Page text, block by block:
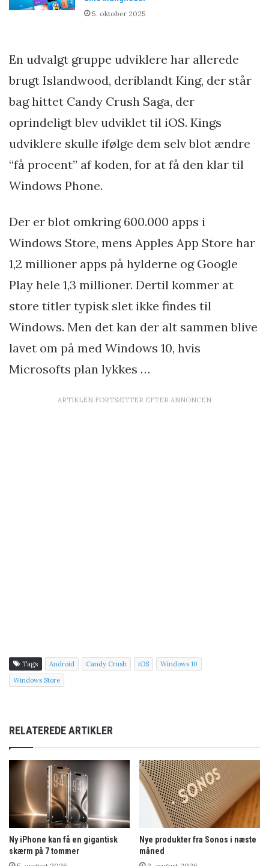
5. oktober 2025
En udvalgt gruppe udviklere har allerede
brugt Islandwood, deriblandt King, der står
bag hittet Candy Crush Saga, der
oprindeligt blev udviklet til iOS. Kings
udviklere skulle ifølge dem selv blot ændre
“få procent” af koden, for at få den klar til
Windows Phone.
Der er blot omkring 600.000 apps i
Windows Store, mens Apples App Store har
1,2 millioner apps på hylderne og Google
Play hele 1,3 millioner. Dertil kommer at
store titler typisk slet ikke findes til
Windows. Men det kan der alt sammen blive
lavet om på med Windows 10, hvis
Microsofts plan lykkes …
ARTIKLEN FORTSÆTTER EFTER ANNONCEN
Tags Android Candy Crush iOS
Windows 10
Windows Store
RELATEREDE ARTIKLER
Ny iPhone kan få en gigantisk
skærm på 7 tommer
Nye produkter fra Sonos i næste
måned